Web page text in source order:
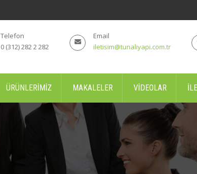
Email
iletisim@tunaliyapi.com.tr
Telefon
0 (312) 282 2 282
ÜRÜNLERIMIZ MAKALELER VIDEOLAR